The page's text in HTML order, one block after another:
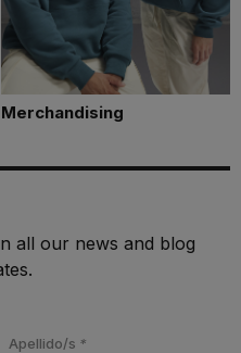
Merchandising
all our news and blog
Apellido/s *